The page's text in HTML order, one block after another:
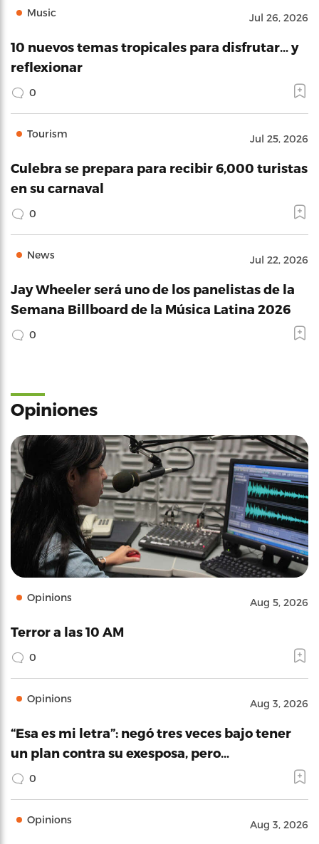
Music Jul 26, 2026
10 nuevos temas tropicales para disfrutar… y
reflexionar
0
Tourism Jul 25, 2026
Culebra se prepara para recibir 6,000 turistas
en su carnaval
0
News Jul 22, 2026
Jay Wheeler será uno de los panelistas de la
Semana Billboard de la Música Latina 2026
0
Opiniones
Opinions Aug 5, 2026
Terror a las 10 AM
0
Opinions Aug 3, 2026
“Esa es mi letra”: negó tres veces bajo tener
un plan contra su exesposa, pero…
0
Opinions Aug 3, 2026